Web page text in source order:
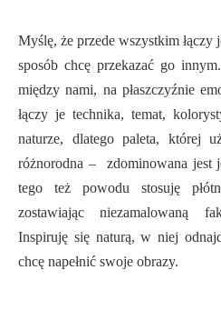
Myślę, że przede wszystkim
sposób chcę przekazać go
między nami, na płaszczyźnie
łączy je technika, temat,
naturze, dlatego paleta, której
różnorodna – zdominowana jest
tego też powodu stosuję
zostawiając niezamalowaną
Inspiruję się naturą, w niej
chcę napełnić swoje obrazy.